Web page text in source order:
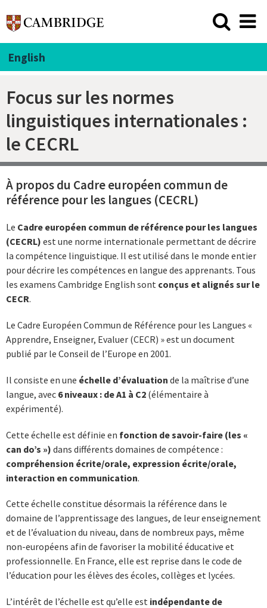
English
Focus sur les normes
linguistiques internationales :
le CECRL
À propos du Cadre européen commun de
référence pour les langues (CECRL)
Le Cadre européen commun de référence pour les langues
(CECRL) est une norme internationale permettant de décrire
la compétence linguistique. Il est utilisé dans le monde entier
pour décrire les compétences en langue des apprenants. Tous
les examens Cambridge English sont conçus et alignés sur le
CECR.
Le Cadre Européen Commun de Référence pour les Langues «
Apprendre, Enseigner, Evaluer (CECR) » est un document
publié par le Conseil de l’Europe en 2001.
Il consiste en une échelle d’évaluation de la maîtrise d’une
langue, avec 6 niveaux : de A1 à C2 (élémentaire à
expérimenté).
Cette échelle est définie en fonction de savoir-faire (les «
can do’s ») dans différents domaines de compétence :
compréhension écrite/orale, expression écrite/orale,
interaction en communication.
Cette échelle constitue désormais la référence dans le
domaine de l’apprentissage des langues, de leur enseignement
et de l’évaluation du niveau, dans de nombreux pays, même
non-européens afin de favoriser la mobilité éducative et
professionnelle. En France, elle est reprise dans le code de
l’éducation pour les élèves des écoles, collèges et lycées.
L’intérêt de l’échelle est qu’elle est indépendante de